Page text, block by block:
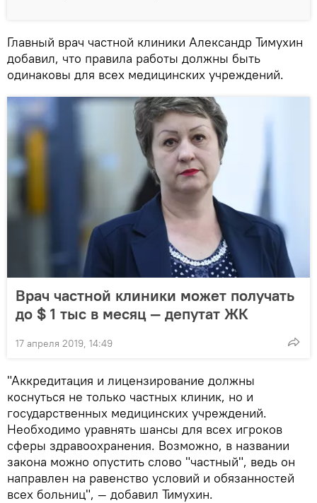
Главный врач частной клиники Александр Тимухин
добавил, что правила работы должны быть
одинаковы для всех медицинских учреждений.
Врач частной клиники может получать
до $ 1 тыс в месяц — депутат ЖК
17 апреля 2019, 14:49
"Аккредитация и лицензирование должны
коснуться не только частных клиник, но и
государственных медицинских учреждений.
Необходимо уравнять шансы для всех игроков
сферы здравоохранения. Возможно, в названии
закона можно опустить слово "частный", ведь он
направлен на равенство условий и обязанностей
всех больниц", — добавил Тимухин.